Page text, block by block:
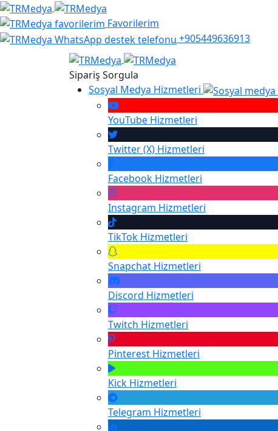
Favorilerim
+905449636913
Sipariş Sorgula
Sosyal Medya Hizmetleri
YouTube Hizmetleri
Twitter (X) Hizmetleri
Facebook Hizmetleri
Instagram Hizmetleri
TikTok Hizmetleri
Snapchat Hizmetleri
Discord Hizmetleri
Twitch Hizmetleri
Pinterest Hizmetleri
Kick Hizmetleri
Telegram Hizmetleri